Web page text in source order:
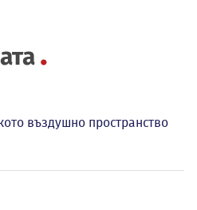
въздушно пространство